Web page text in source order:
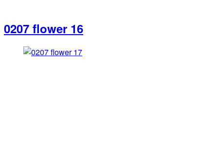
0207 flower 16